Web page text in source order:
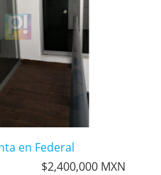
en Federal
$2,400,000 MXN